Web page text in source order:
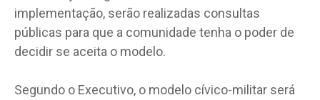
implementação, serão realizadas consultas
públicas para que a comunidade tenha o poder de
decidir se aceita o modelo.
Segundo o Executivo, o modelo cívico-militar será